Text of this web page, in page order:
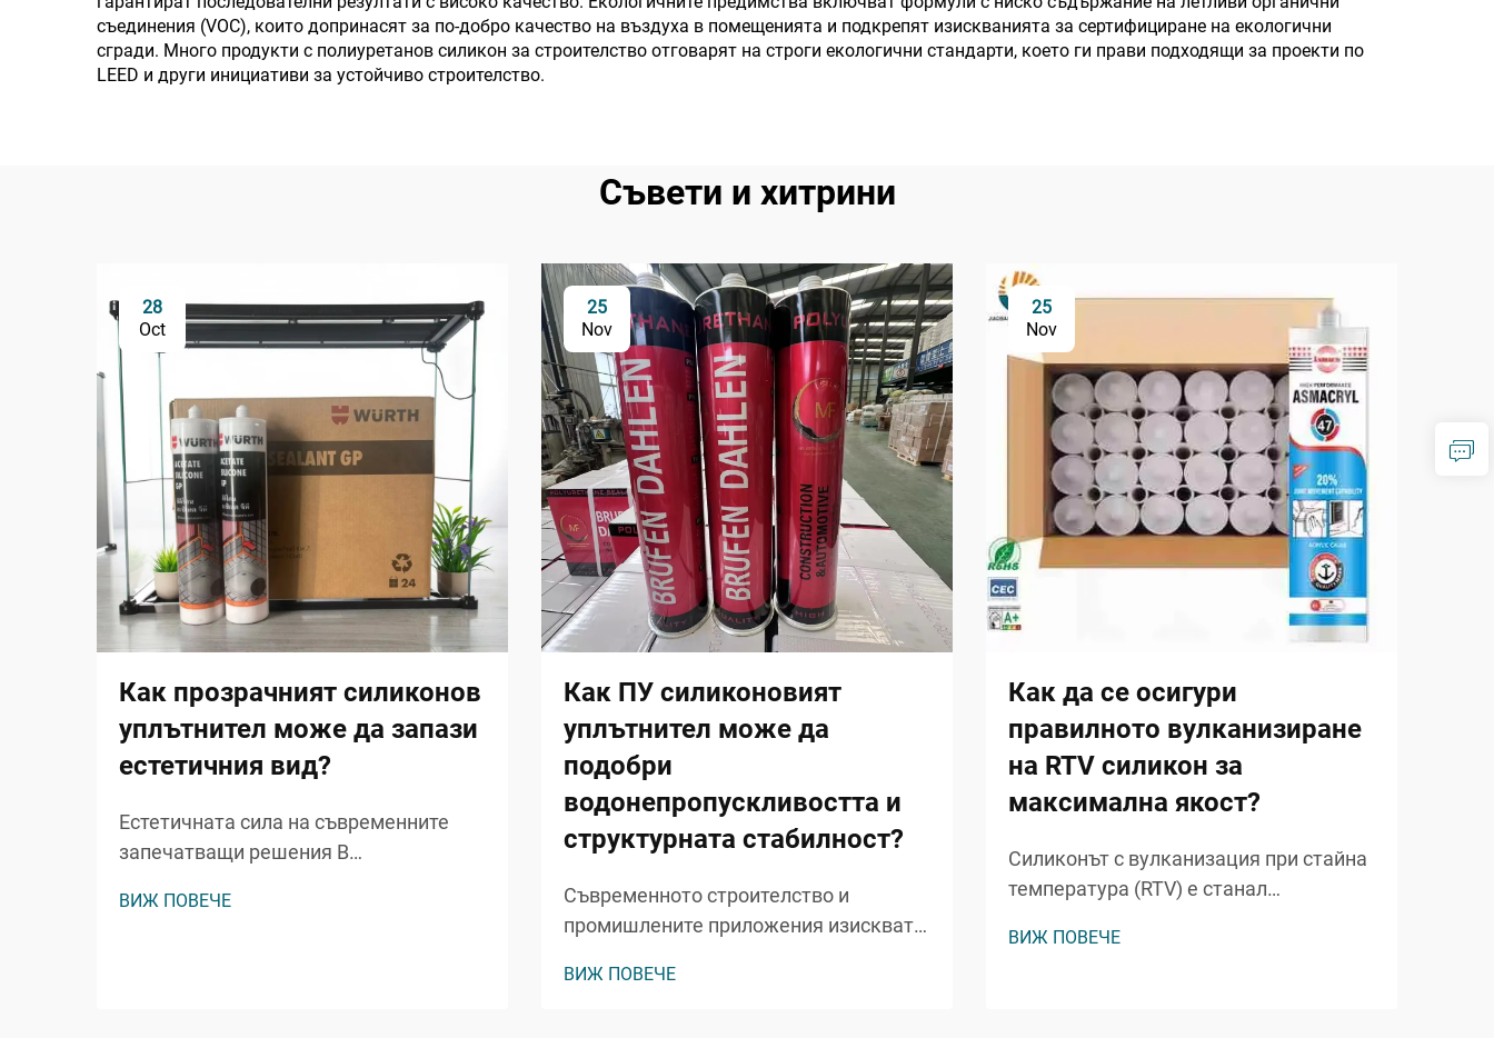
съединения (VOC), които допринасят за по-добро качество на въздуха в помещенията и подкрепят изискванията за сертифициране на екологични
сгради. Много продукти с полиуретанов силикон за строителство отговарят на строги екологични стандарти, което ги прави подходящи за проекти по
LEED и други инициативи за устойчиво строителство.
Съвети и хитрини
28
Oct
Как прозрачният силиконов
уплътнител може да запази
естетичния вид?
Естетичната сила на съвременните
запечатващи решения В
домашно подобрение запазването на
ВИЖ ПОВЕЧЕ
25
Nov
Как ПУ силиконовият
уплътнител може да
подобри
водонепропускливостта и
структурната стабилност?
Съвременното строителство и
промишлените приложения изискват
способни да издържат на екстремни
ВИЖ ПОВЕЧЕ
25
Nov
Как да се осигури
правилното вулканизиране
на RTV силикон за
максимална якост?
Силиконът с вулканизация при стайна
температура (RTV) е станал
промишлени и търговски приложения
ВИЖ ПОВЕЧЕ